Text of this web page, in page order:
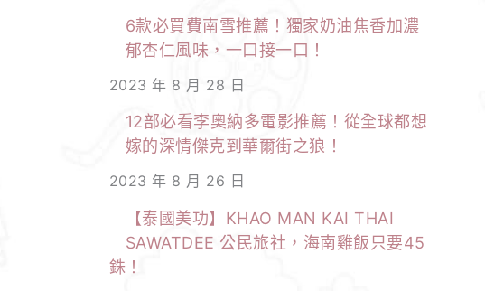
6款必買費南雪推薦！獨家奶油焦香加濃
郁杏仁風味，一口接一口！
2023 年 8 月 28 日
12部必看李奧納多電影推薦！從全球都想
嫁的深情傑克到華爾街之狼！
2023 年 8 月 26 日
【泰國美功】KHAO MAN KAI THAI
SAWATDEE 公民旅社，海南雞飯只要45
銖！